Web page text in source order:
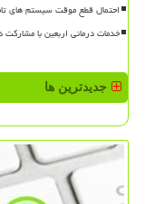
احتمال قطع موقت سیستم های
خدمات درمانی اربعین با مشارکت
جدیدترین ها